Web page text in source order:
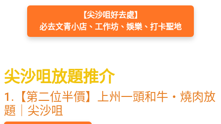
即
即
煮
親
子
動
心
願
單
們
去
處
#
場
【尖沙咀好去處】
必去文青小店、工作坊、娛樂、打卡聖地
尖沙咀放題推介
1.【第二位半價】上州一頭和牛・燒肉放
題｜尖沙咀